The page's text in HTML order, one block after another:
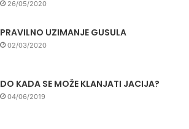
26/05/2020
PRAVILNO UZIMANJE GUSULA
02/03/2020
DO KADA SE MOŽE KLANJATI JACIJA?
04/06/2019